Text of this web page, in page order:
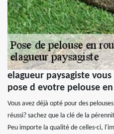
elagueur paysagiste
pose d evotre pelouse
Vous avez déjà opté pour des
réussi? sachez que la clé de la
Peu importe la qualité de celles-ci,